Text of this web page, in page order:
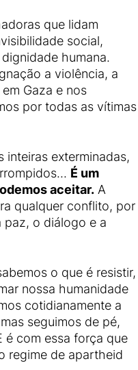
que lidam
social,
humana.
a violência, a
Gaza e nos
por todas as vítimas
inteiras exterminadas,
É um
aceitar. A
qualquer conflito, por
paz, o diálogo e a
o que é resistir,
nossa humanidade
cotidianamente a
seguimos de pé,
é com essa força que
regime de apartheid